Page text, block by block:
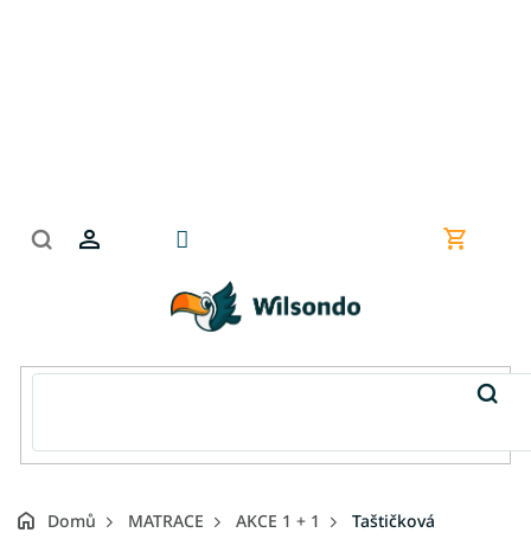
Nákupní
Domů MATRACE AKCE 1 + 1
Taštičková